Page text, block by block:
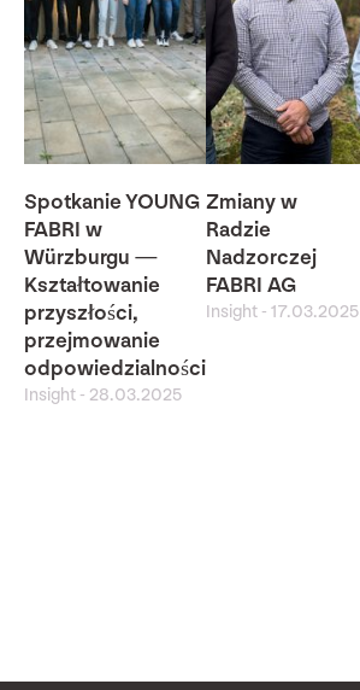
Spotkanie YOUNG
FABRI w
Würzburgu —
Kształtowanie
przyszłości,
przejmowanie
odpowiedzialności
Insight - 28.03.2025
Zmiany w
Radzie
Nadzorczej
FABRI AG
Insight - 17.03.2025